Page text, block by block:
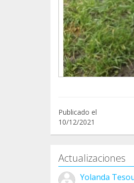
Publicado el
10/12/2021
Actualizaciones
Yolanda